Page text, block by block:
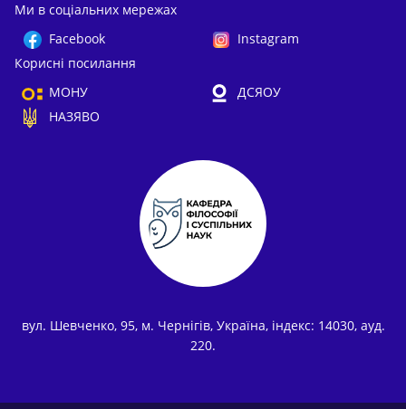
Ми в соціальних мережах
Facebook
Instagram
Корисні посилання
МОНУ
ДСЯОУ
НАЗЯВО
вул. Шевченко, 95, м. Чернігів, Україна, індекс: 14030, ауд.
220.